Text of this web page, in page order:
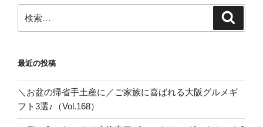
ー
ジ
り
ジ
索:
最近の投稿
＼お盆の帰省手土産に／ご家族に喜ばれる大阪グルメギ
フト3選♪（Vol.168）